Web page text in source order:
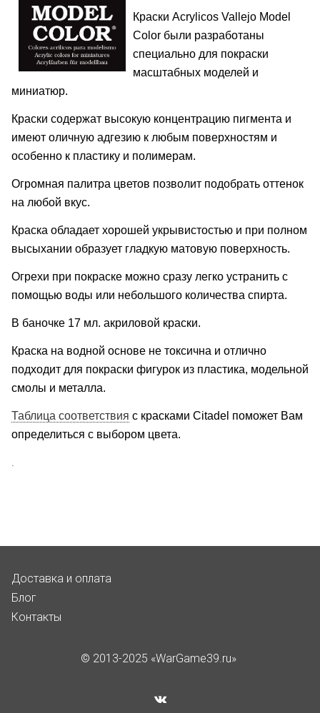
Краски Acrylicos Vallejo Model
Color были разработаны
специально для покраски
масштабных моделей и
миниатюр.
Краски содержат высокую концентрацию пигмента и
имеют оличную адгезию к любым поверхностям и
особенно к пластику и полимерам.
Огромная палитра цветов позволит подобрать оттенок
на любой вкус.
Краска обладает хорошей укрывистостью и при полном
высыхании образует гладкую матовую поверхность.
Огрехи при покраске можно сразу легко устранить с
помощью воды или небольшого количества спирта.
В баночке 17 мл. акриловой краски.
Краска на водной основе не токсична и отлично
подходит для покраски фигурок из пластика, модельной
смолы и металла.
Таблица соответствия с красками Citadel поможет Вам
определиться с выбором цвета.
.
Доставка и оплата
Блог
Контакты
© 2013-2025 «WarGame39.ru»